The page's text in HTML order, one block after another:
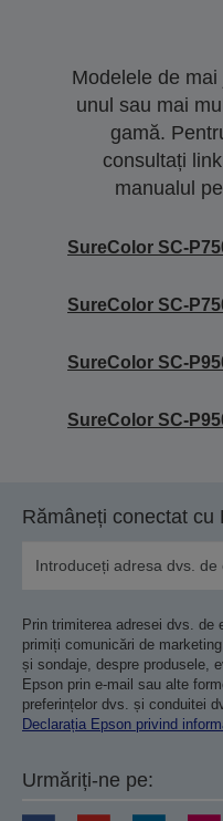
Modelele de
unul sau mai
gamă.
consultați
manualul
SureColor SC-
SureColor SC-
SureColor SC-
SureColor SC-
Rămâneți conectat cu
Prin trimiterea adresei dvs.
primiți comunicări de
și sondaje, despre produsele,
Epson prin e-mail sau alte
preferințelor dvs. și conduitei
Declarația Epson privind
Urmăriți-ne pe: